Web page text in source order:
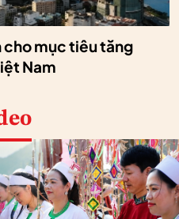
cho mục tiêu tăng
Nam